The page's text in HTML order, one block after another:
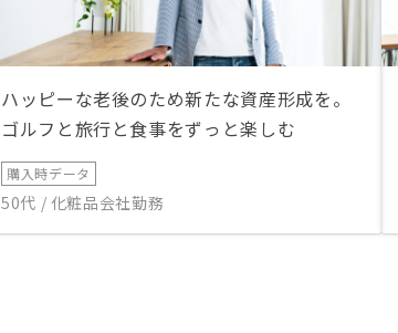
ハッピーな老後のため新たな資産形成を。
ゴルフと旅行と食事をずっと楽しむ
購入時データ
50代 / 化粧品会社勤務